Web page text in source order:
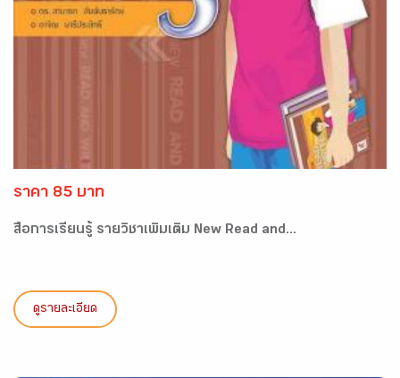
ราคา 85 บาท
สื่อการเรียนรู้ รายวิชาเพิ่มเติม New Read and...
ดูรายละเอียด